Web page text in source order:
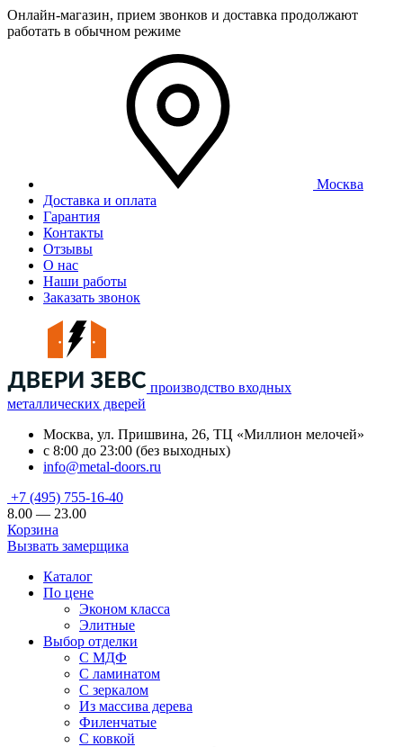
Онлайн-магазин, прием звонков и доставка продолжают
работать в обычном режиме
Москва
Доставка и оплата
Гарантия
Контакты
Отзывы
О нас
Наши работы
Заказать звонок
производство входных
металлических дверей
Москва, ул. Пришвина, 26, ТЦ «Миллион мелочей»
с 8:00 до 23:00 (без выходных)
info@metal-doors.ru
+7 (495) 755-16-40
8.00 — 23.00
Корзина
Вызвать замерщика
Каталог
По цене
Эконом класса
Элитные
Выбор отделки
С МДФ
С ламинатом
С зеркалом
Из массива дерева
Филенчатые
С ковкой